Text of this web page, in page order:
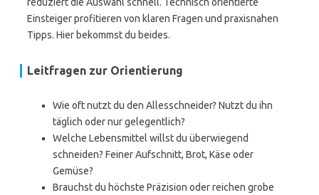
Einsteiger profitieren von klaren Fragen und praxisnahen
Tipps. Hier bekommst du beides.
Leitfragen zur Orientierung
Wie oft nutzt du den Allesschneider? Nutzt du ihn
täglich oder nur gelegentlich?
Welche Lebensmittel willst du überwiegend
schneiden? Feiner Aufschnitt, Brot, Käse oder
Gemüse?
Brauchst du höchste Präzision oder reichen grobe